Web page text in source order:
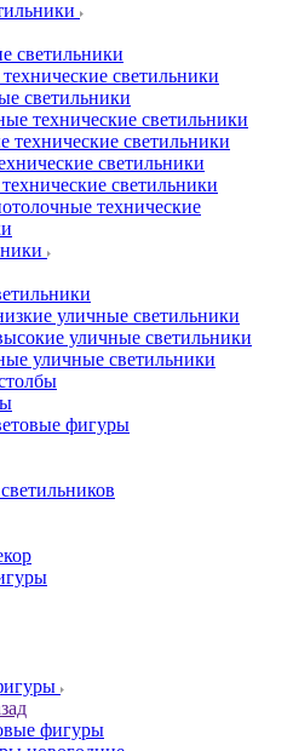
светильники
светильники
светильники
технические светильники
технические светильники
светильники
светильники
технические
уличные светильники
уличные светильники
уличные светильники
фигуры
фигуры